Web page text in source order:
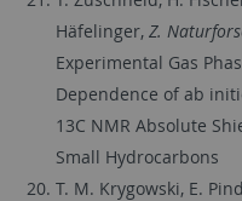
Häfelinger, Z.
Experimental Gas
Dependence of ab
13C NMR Absolute
Small Hydrocarbons
T. M. Krygowski, E.